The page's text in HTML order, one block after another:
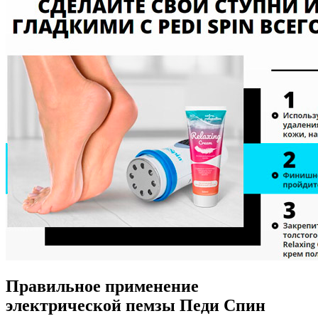
Правильное применение
электрической пемзы Педи Спин